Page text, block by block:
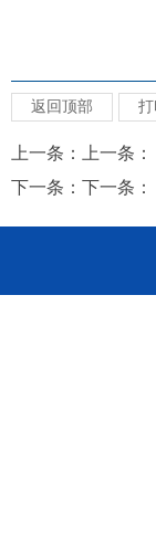
返回顶部 打
上一条：上一条：
下一条：下一条：